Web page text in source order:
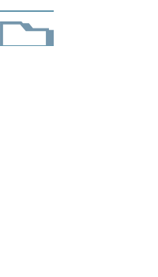
uso del
y en